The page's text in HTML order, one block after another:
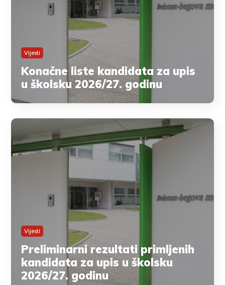
Vijesti
Konačne liste kandidata za upis
u školsku 2026/27. godinu
Vijesti
Preliminarni rezultati primljenih
kandidata za upis u školsku
2026/27. godinu